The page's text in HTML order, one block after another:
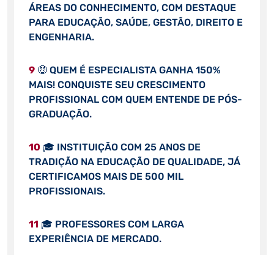
ÁREAS DO CONHECIMENTO, COM DESTAQUE
PARA EDUCAÇÃO, SAÚDE, GESTÃO, DIREITO E
ENGENHARIA.
9🤑 QUEM É ESPECIALISTA GANHA 150%
MAIS! CONQUISTE SEU CRESCIMENTO
PROFISSIONAL COM QUEM ENTENDE DE PÓS-
GRADUAÇÃO.
10 🎓 INSTITUIÇÃO COM 25 ANOS DE
TRADIÇÃO NA EDUCAÇÃO DE QUALIDADE, JÁ
CERTIFICAMOS MAIS DE 500 MIL
PROFISSIONAIS.
11 🎓 PROFESSORES COM LARGA
EXPERIÊNCIA DE MERCADO.